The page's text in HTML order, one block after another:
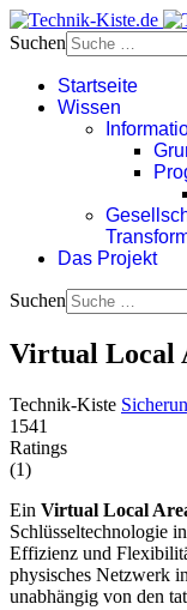
Suchen
Startseite
Wissen
Das Projekt
Suchen
Virtual Local
Technik-Kiste
1541
Ratings
(1)
Ein Virtual Local
Schlüsseltechnologie
Effizienz und
physisches Netzwerk
unabhängig von den